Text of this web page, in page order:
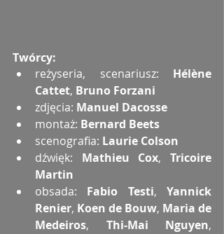
Twórcy:
reżyseria, scenariusz: Hélène
Cattet, Bruno Forzani
zdjęcia: Manuel Dacosse
montaż: Bernard Beets
scenografia: Laurie Colson
dźwięk: Mathieu Cox, Tricoire
Martin
obsada: Fabio Testi, Yannick
Renier, Koen de Bouw, Maria de
Medeiros, Thi-Mai Nguyen